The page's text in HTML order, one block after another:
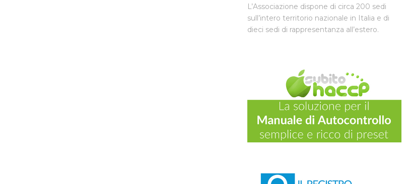
L’Associazione dispone di circa 200 sedi
sull’intero territorio nazionale in Italia e di
dieci sedi di rappresentanza all’estero.